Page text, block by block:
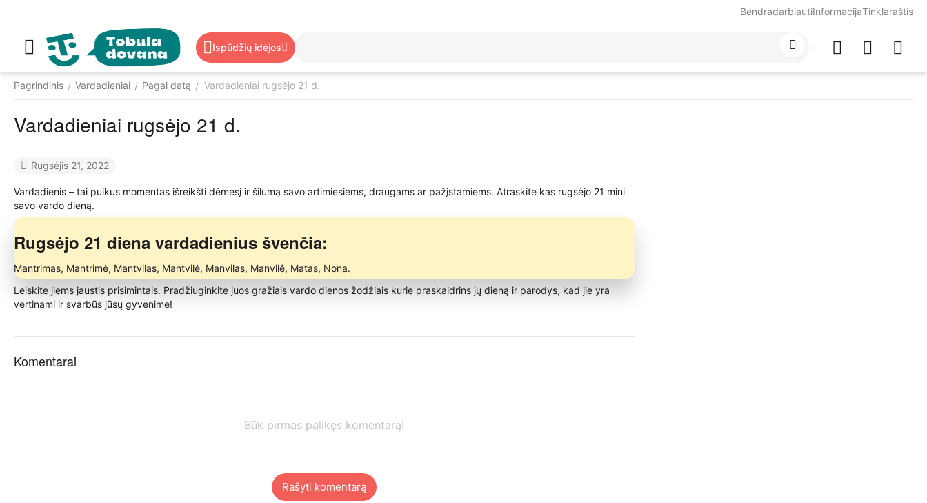
BendradarbiautiInformacijaTinklaraštis
Ispūdžių idėjos
Pagrindinis / Vardadieniai / Pagal datą / Vardadieniai rugsėjo 21 d.
Vardadieniai rugsėjo 21 d.
Rugsėjis 21, 2022
Vardadienis – tai puikus momentas išreikšti dėmesį ir šilumą savo artimiesiems, draugams ar pažįstamiems. Atraskite kas rugsėjo 21 mini
savo vardo dieną.
Rugsėjo 21 diena vardadienius švenčia:
Mantrimas, Mantrimė, Mantvilas, Mantvilė, Manvilas, Manvilė, Matas, Nona.
Leiskite jiems jaustis prisimintais. Pradžiuginkite juos gražiais vardo dienos žodžiais kurie praskaidrins jų dieną ir parodys, kad jie yra
vertinami ir svarbūs jūsų gyvenime!
Komentarai
Būk pirmas palikęs komentarą!
Rašyti komentarą